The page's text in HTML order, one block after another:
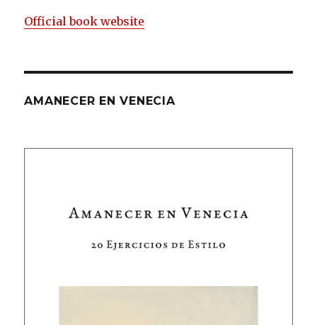
Official book website
AMANECER EN VENECIA